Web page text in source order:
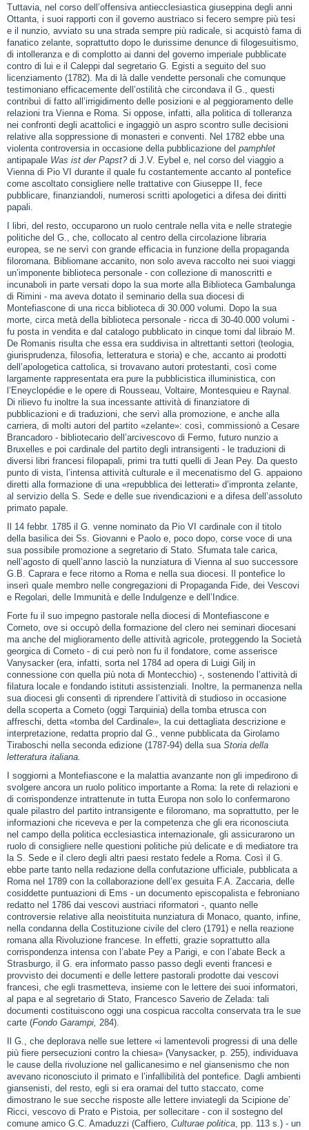
Tuttavia, nel corso dell’offensiva antiecclesiastica giuseppina degli anni
Ottanta, i suoi rapporti con il governo austriaco si fecero sempre più tesi
e il nunzio, avviato su una strada sempre più radicale, si acquistò fama di
fanatico zelante, soprattutto dopo le durissime denunce di filogesuitismo,
di intolleranza e di complotto ai danni del governo imperiale pubblicate
contro di lui e il Caleppi dal segretario G. Egisti a seguito del suo
licenziamento (1782). Ma di là dalle vendette personali che comunque
testimoniano efficacemente dell’ostilità che circondava il G., questi
contribuì di fatto all’irrigidimento delle posizioni e al peggioramento delle
relazioni tra Vienna e Roma. Si oppose, infatti, alla politica di tolleranza
nei confronti degli acattolici e ingaggiò un aspro scontro sulle decisioni
relative alla soppressione di monasteri e conventi. Nel 1782 ebbe una
violenta controversia in occasione della pubblicazione del pamphlet
antipapale Was ist der Papst?di J.V. Eybel e, nel corso del viaggio a
Vienna di Pio VI durante il quale fu costantemente accanto al pontefice
come ascoltato consigliere nelle trattative con Giuseppe II, fece
pubblicare, finanziandoli, numerosi scritti apologetici a difesa dei diritti
papali.
I libri, del resto, occuparono un ruolo centrale nella vita e nelle strategie
politiche del G., che, collocato al centro della circolazione libraria
europea, se ne servì con grande efficacia in funzione della propaganda
filoromana. Bibliomane accanito, non solo aveva raccolto nei suoi viaggi
un’imponente biblioteca personale ‑ con collezione di manoscritti e
incunaboli in parte versati dopo la sua morte alla Biblioteca Gambalunga
di Rimini ‑ ma aveva dotato il seminario della sua diocesi di
Montefiascone di una ricca biblioteca di 30.000 volumi. Dopo la sua
morte, circa metà della biblioteca personale ‑ ricca di 30‑40.000 volumi ‑
fu posta in vendita e dal catalogo pubblicato in cinque tomi dal libraio M.
De Romanis risulta che essa era suddivisa in altrettanti settori (teologia,
giurisprudenza, filosofia, letteratura e storia) e che, accanto ai prodotti
dell’apologetica cattolica, si trovavano autori protestanti, così come
largamente rappresentata era pure la pubblicistica illuministica, con
l’Eneyclopédie e le opere di Rousseau, Voltaire, Montesquieu e Raynal.
Di rilievo fu inoltre la sua incessante attività di finanziatore di
pubblicazioni e di traduzioni, che servì alla promozione, e anche alla
carriera, di molti autori del partito «zelante»: così, commissionò a Cesare
Brancadoro ‑ bibliotecario dell’arcivescovo di Fermo, futuro nunzio a
Bruxelles e poi cardinale del partito degli intransigenti ‑ le traduzioni di
diversi libri francesi filopapali, primi tra tutti quelli di Jean Pey. Da questo
punto di vista, l’intensa attività culturale e il mecenatismo del G. appaiono
diretti alla formazione di una «repubblica dei letterati» d’impronta zelante,
al servizio della S. Sede e delle sue rivendicazioni e a difesa dell’assoluto
primato papale.
Il 14 febbr. 1785 il G. venne nominato da Pio VI cardinale con il titolo
della basilica dei Ss. Giovanni e Paolo e, poco dopo, corse voce di una
sua possibile promozione a segretario di Stato. Sfumata tale carica,
nell’agosto di quell’anno lasciò la nunziatura di Vienna al suo successore
G.B. Caprara e fece ritorno a Roma e nella sua diocesi. Il pontefice lo
inserì quale membro nelle congregazioni di Propaganda Fide, dei Vescovi
e Regolari, delle Immunità e delle Indulgenze e dell’Indice.
Forte fu il suo impegno pastorale nella diocesi di Montefiascone e
Corneto, ove si occupò della formazione del clero nei seminari diocesani
ma anche del miglioramento delle attività agricole, proteggendo la Società
georgica di Corneto ‑ di cui però non fu il fondatore, come asserisce
Vanysacker (era, infatti, sorta nel 1784 ad opera di Luigi Gilj in
connessione con quella più nota di Montecchio) ‑, sostenendo l’attività di
filatura locale e fondando istituti assistenziali. Inoltre, la permanenza nella
sua diocesi gli consentì di riprendere l’attività di studioso in occasione
della scoperta a Corneto (oggi Tarquinia) della tomba etrusca con
affreschi, detta «tomba del Cardinale», la cui dettagliata descrizione e
interpretazione, redatta proprio dal G., venne pubblicata da Girolamo
Tiraboschi nella seconda edizione (1787‑94) della suaStoria della
letteratura italiana.
I soggiorni a Montefiascone e la malattia avanzante non gli impedirono di
svolgere ancora un ruolo politico importante a Roma: la rete di relazioni e
di corrispondenze intrattenute in tutta Europa non solo lo confermarono
quale pilastro del partito intransigente e filoromano, ma soprattutto, per le
informazioni che riceveva e per la competenza che gli era riconosciuta
nel campo della politica ecclesiastica internazionale, gli assicurarono un
ruolo di consigliere nelle questioni politiche più delicate e di mediatore tra
la S. Sede e il clero degli altri paesi restato fedele a Roma. Così il G.
ebbe parte tanto nella redazione della confutazione ufficiale, pubblicata a
Roma nel 1789 con la collaborazione dell’ex gesuita F.A. Zaccaria, delle
cosiddette puntuazioni di Ems ‑ un documento episcopalista e febroniano
redatto nel 1786 dai vescovi austriaci riformatori ‑, quanto nelle
controversie relative alla neoistituita nunziatura di Monaco, quanto, infine,
nella condanna della Costituzione civile del clero (1791) e nella reazione
romana alla Rivoluzione francese. In effetti, grazie soprattutto alla
corrispondenza intensa con l’abate Pey a Parigi, e con l’abate Beck a
Strasburgo, il G. era informato passo passo degli eventi francesi e
provvisto dei documenti e delle lettere pastorali prodotte dai vescovi
francesi, che egli trasmetteva, insieme con le lettere dei suoi informatori,
al papa e al segretario di Stato, Francesco Saverio de Zelada: tali
documenti costituiscono oggi una cospicua raccolta conservata tra le sue
carte (Fondo Garampi, 284).
Il G., che deplorava nelle sue lettere «i lamentevoli progressi di una delle
più fiere persecuzioni contro la chiesa» (Vanysacker, p. 255), individuava
le cause della rivoluzione nel gallicanesimo e nel giansenismo che non
avevano riconosciuto il primato e l’infallibilità del pontefice. Dagli ambienti
giansenisti, del resto, egli si era oramai del tutto staccato, come
dimostrano le sue secche risposte alle lettere inviategli da Scipione de’
Ricci, vescovo di Prato e Pistoia, per sollecitare ‑ con il sostegno del
comune amico G.C. Amaduzzi (Caffiero, Culturae politica, pp. 113 s.) ‑ un